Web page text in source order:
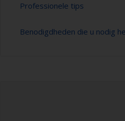
Professionele tips
Schuur niet te hard, want
Benodigdheden die u nodig